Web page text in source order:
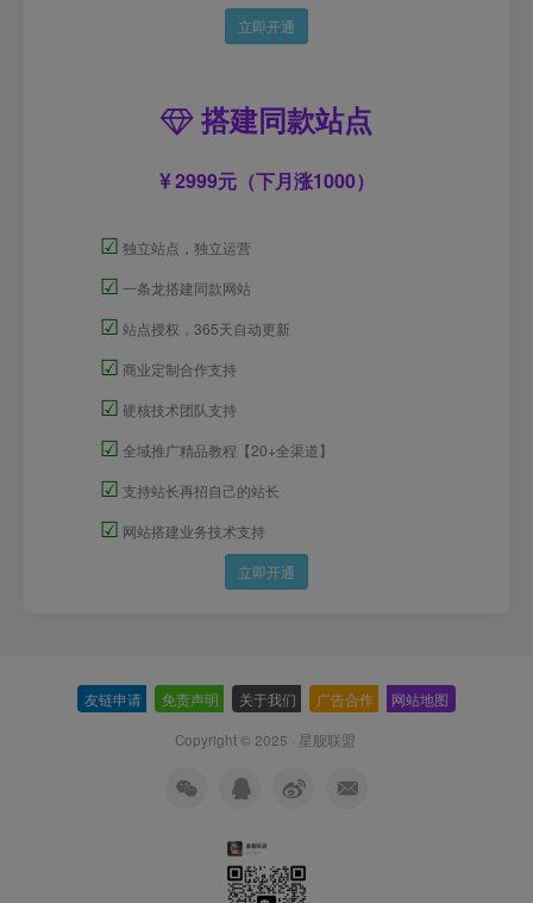
立即开通
搭建同款站点
2999元（下月涨1000）
☑ 独立站点，独立运营
☑ 一条龙搭建同款网站
☑ 站点授权，365天自动更新
☑ 商业定制合作支持
☑ 硬核技术团队支持
☑ 全域推广精品教程【20+全渠道】
☑ 支持站长再招自己的站长
☑ 网站搭建业务技术支持
立即开通
友链申请 免责声明 关于我们 广告合作 网站地图
Copyright © 2025 · 星舰联盟